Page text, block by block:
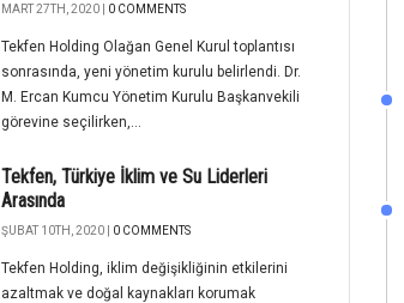
MART 27TH, 2020 | 0 COMMENTS
Tekfen Holding Olağan Genel Kurul toplantısı
sonrasında, yeni yönetim kurulu belirlendi. Dr.
M. Ercan Kumcu Yönetim Kurulu Başkanvekili
görevine seçilirken,...
Tekfen, Türkiye İklim ve Su Liderleri
Arasında
ŞUBAT 10TH, 2020 | 0 COMMENTS
Tekfen Holding, iklim değişikliğinin etkilerini
azaltmak ve doğal kaynakları korumak